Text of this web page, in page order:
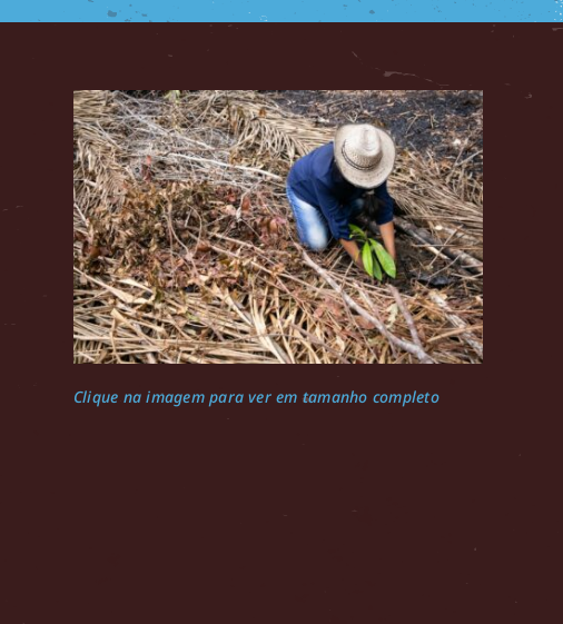
Clique na imagem para ver em tamanho completo